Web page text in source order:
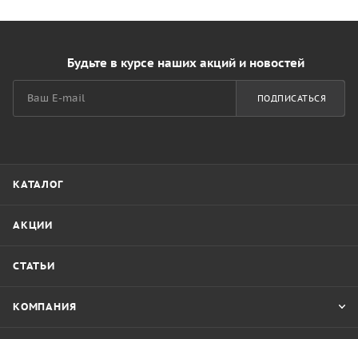
Будьте в курсе наших акций и новостей
ПОДПИСАТЬСЯ
КАТАЛОГ
АКЦИИ
СТАТЬИ
КОМПАНИЯ